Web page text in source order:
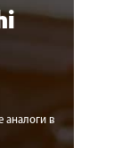
аналоги в